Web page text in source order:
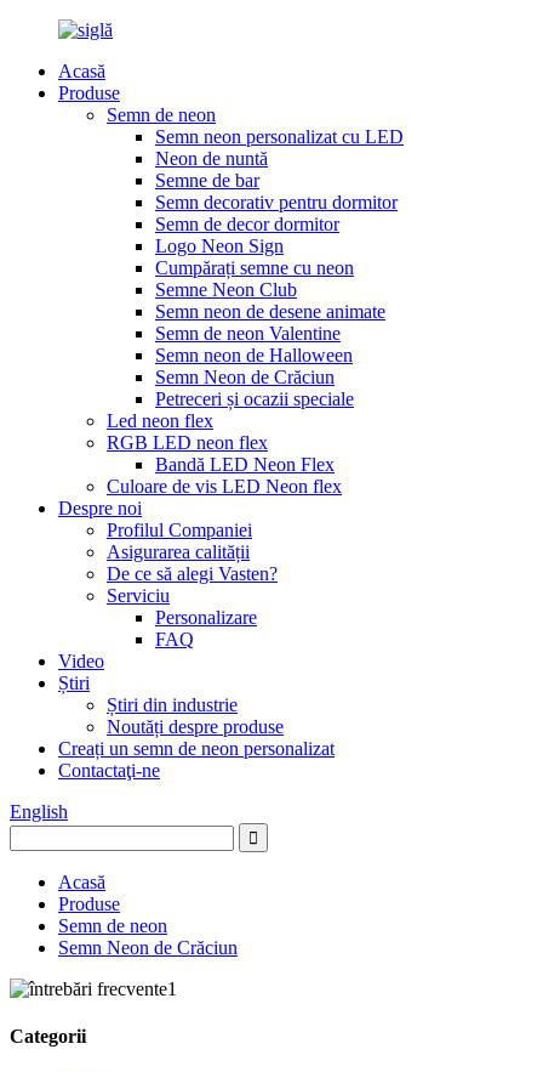
Acasă
Produse
Semn de neon
Semn neon personalizat cu LED
Neon de nuntă
Semne de bar
Semn decorativ pentru dormitor
Semn de decor dormitor
Logo Neon Sign
Cumpărați semne cu neon
Semne Neon Club
Semn neon de desene animate
Semn de neon Valentine
Semn neon de Halloween
Semn Neon de Crăciun
Petreceri și ocazii speciale
Led neon flex
RGB LED neon flex
Bandă LED Neon Flex
Culoare de vis LED Neon flex
Despre noi
Profilul Companiei
Asigurarea calității
De ce să alegi Vasten?
Serviciu
Personalizare
FAQ
Video
Știri
Știri din industrie
Noutăți despre produse
Creați un semn de neon personalizat
Contactaţi-ne
English
Acasă
Produse
Semn de neon
Semn Neon de Crăciun
Categorii